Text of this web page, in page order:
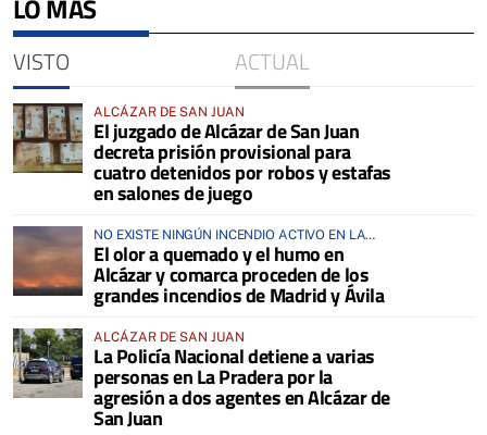
LO MÁS
VISTO ACTUAL
ALCÁZAR DE SAN JUAN
El juzgado de Alcázar de San Juan
decreta prisión provisional para
cuatro detenidos por robos y estafas
en salones de juego
NO EXISTE NINGÚN INCENDIO ACTIVO EN LA
COMARCA
El olor a quemado y el humo en
Alcázar y comarca proceden de los
grandes incendios de Madrid y Ávila
ALCÁZAR DE SAN JUAN
La Policía Nacional detiene a varias
personas en La Pradera por la
agresión a dos agentes en Alcázar de
San Juan